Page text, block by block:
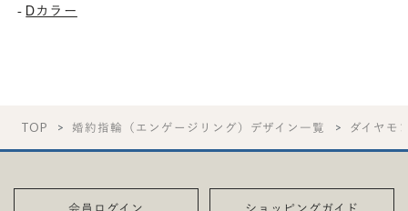
- Dカラー
TOP 婚約指輪（エンゲージリング）デザイン一覧 ダイヤモ